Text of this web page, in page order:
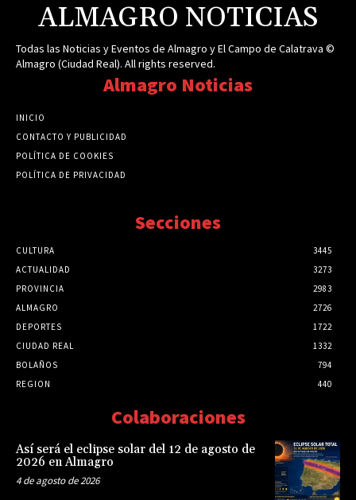
ALMAGRO NOTICIAS
Todas las Noticias y Eventos de Almagro y El Campo de Calatrava ©
Almagro (Ciudad Real). All rights reserved.
Almagro Noticias
INICIO
CONTACTO Y PUBLICIDAD
POLÍTICA DE COOKIES
POLÍTICA DE PRIVACIDAD
Secciones
CULTURA
3445
ACTUALIDAD
3273
PROVINCIA
2983
ALMAGRO
2726
DEPORTES
1722
CIUDAD REAL
1332
BOLAÑOS
794
REGION
440
Colaboraciones
Así será el eclipse solar del 12 de agosto de
2026 en Almagro
4 de agosto de 2026